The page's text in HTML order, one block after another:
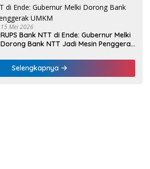
15 Mei 2026
RUPS Bank NTT di Ende: Gubernur Melki
Dorong Bank NTT Jadi Mesin Penggerak
Selengkapnya